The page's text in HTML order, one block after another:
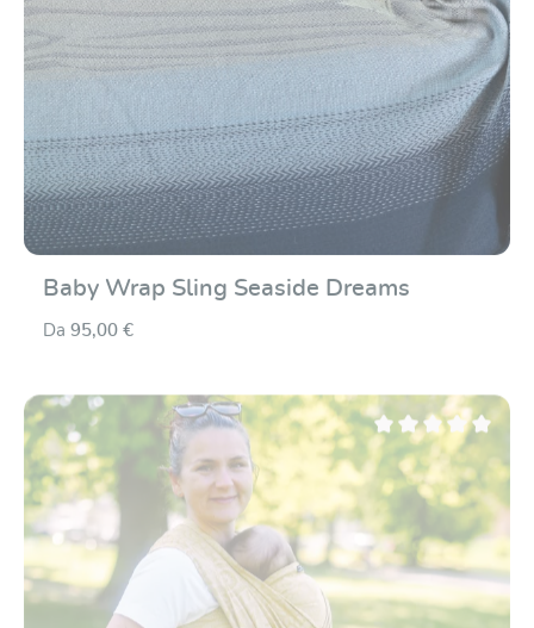
Baby Wrap Sling Seaside Dreams
Da 95,00 €
Valutazione media di